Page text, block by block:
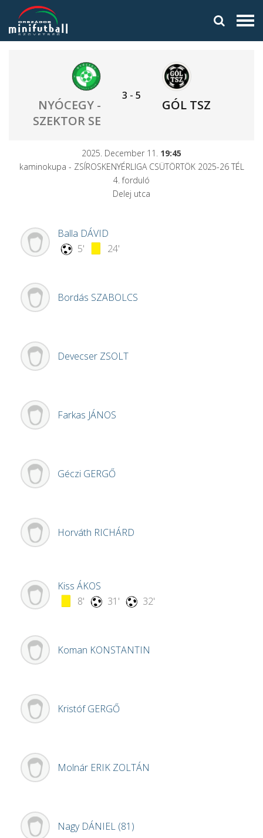
NYÓCEGY -
SZEKTOR SE
3 - 5
GÓL TSZ
2025. December 11. 19:45
kaminokupa - ZSÍROSKENYÉRLIGA CSÜTÖRTÖK 2025-26 TÉL
4. forduló
Delej utca
Balla DÁVID
5'
24'
Bordás SZABOLCS
Devecser ZSOLT
Farkas JÁNOS
Géczi GERGŐ
Horváth RICHÁRD
Kiss ÁKOS
8'
31' 32'
Koman KONSTANTIN
KristófGERGŐ
Molnár ERIK ZOLTÁN
Nagy DÁNIEL (81)